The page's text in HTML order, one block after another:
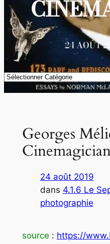
24 AOÛT
Catégories
Georges
24 août 2019
dans 4.1.6 Le
photographie
source : https://